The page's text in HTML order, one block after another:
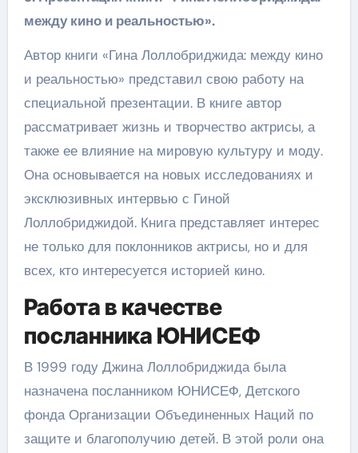
между кино и реальностью».
Автор книги «Гина Лоллобриджида: между кино
и реальностью» представил свою работу на
специальной презентации. В книге автор
рассматривает жизнь и творчество актрисы, а
также ее влияние на мировую культуру и моду.
Она основывается на новых исследованиях и
эксклюзивных интервью с Гиной
Лоллобриджидой. Книга представляет интерес
не только для поклонников актрисы, но и для
всех, кто интересуется историей кино.
Работа в качестве
посланника ЮНИСЕФ
В 1999 году Джина Лоллобриджида была
назначена посланником ЮНИСЕФ, Детского
фонда Организации Объединенных Наций по
защите и благополучию детей. В этой роли она